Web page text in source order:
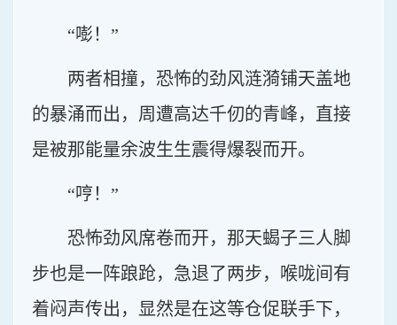
“嘭！”
两者相撞，恐怖的劲风涟漪铺天盖地
的暴涌而出，周遭高达千仞的青峰，直接
是被那能量余波生生震得爆裂而开。
“哼！”
恐怖劲风席卷而开，那天蝎子三人脚
步也是一阵踉跄，急退了两步，喉咙间有
着闷声传出，显然是在这等仓促联手下，